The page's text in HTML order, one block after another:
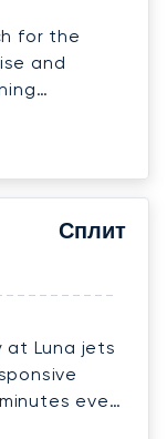
for the
and
and fill
the
Сплит
at Luna jets
even
use